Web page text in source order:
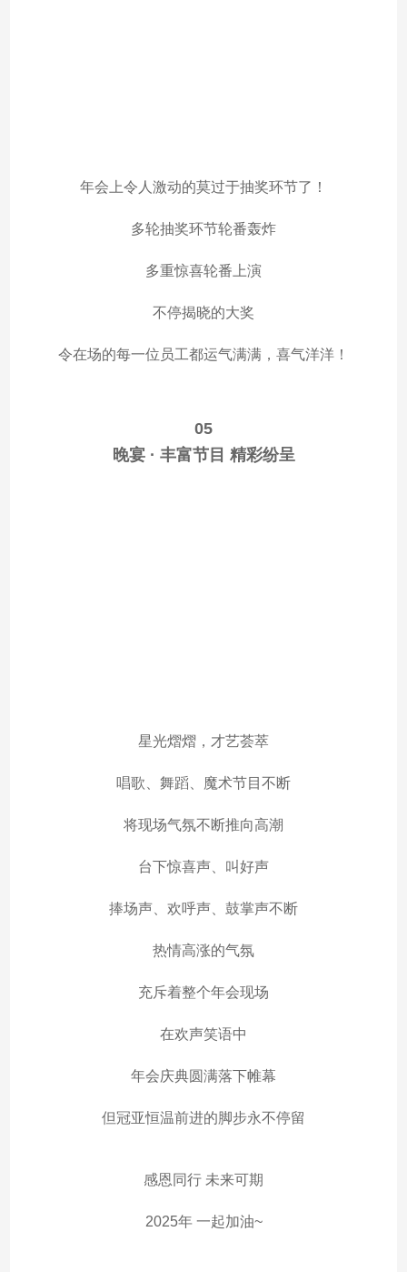
年会上令人激动的莫过于抽奖环节了！
多轮抽奖环节轮番轰炸
多重惊喜轮番上演
不停揭晓的大奖
令在场的每一位员工都运气满满，喜气洋洋！
05
晚宴 · 丰富节目 精彩纷呈
星光熠熠，才艺荟萃
唱歌、舞蹈、魔术节目不断
将现场气氛不断推向高潮
台下惊喜声、叫好声
捧场声、欢呼声、鼓掌声不断
热情高涨的气氛
充斥着整个年会现场
在欢声笑语中
年会庆典圆满落下帷幕
但冠亚恒温前进的脚步永不停留
感恩同行 未来可期
2025年 一起加油~